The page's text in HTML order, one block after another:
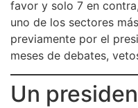
favor y solo 7 en
uno de los sectores
previamente por el
meses de debates,
Un